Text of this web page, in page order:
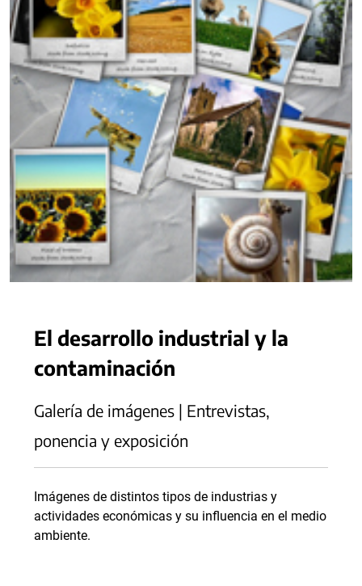
El desarrollo industrial y la
contaminación
Galería de imágenes | Entrevistas,
ponencia y exposición
Imágenes de distintos tipos de industrias y
actividades económicas y su influencia en el medio
ambiente.